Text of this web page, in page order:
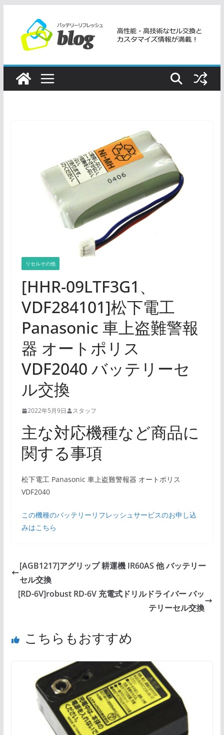
ツ
リセルその他
[HHR-09LTF3G1、
VDF284101]松下電工
Panasonic 車上盗難警報
器 オートポリス
VDF2040 バッテリーセ
ル交換
2022年5月9日 スタッフ
主な対応機種など商品に
関する事項
松下電工 Panasonic 車上盗難警報器 オートポリス
VDF2040
この機種のバッテリーリフレッシュサービスのお申し込
みはこちら
[AGB1217]アグリップ 耕運機 IR60AS 他 バッテリー
セル交換
[RD-6V]robust RD-6V 充電式ドリルドライバー バッ
テリーセル交換
こちらもおすすめ